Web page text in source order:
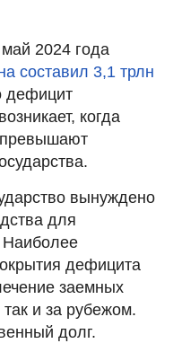
2024 года
составил 3,1 трлн
дефицит
когда
вынуждено
для
Наиболее
дефицита
заемных
и за рубежом.
долг.